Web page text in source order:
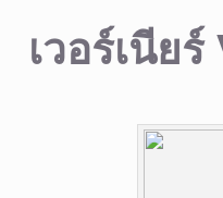
เวอร์เนีย